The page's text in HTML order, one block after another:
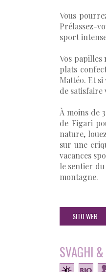
Vous
Prélassez-
sport
Vos
plats
Mattéo. Et
de
À moins de
de Figari
nature,
sur une
vacances
le sentier
montagne.
SITO WEB
SVAGHI